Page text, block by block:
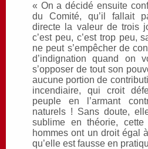
« On a décidé ensuite
du Comité, qu’il fallait
directe la valeur de trois
c’est peu, c’est trop peu,
ne peut s’empêcher de
d’indignation quand on
s’opposer de tout son
aucune portion de
incendiaire, qui croit
peuple en l’armant
naturels ! Sans doute,
sublime en théorie,
hommes ont un droit égal
qu’elle est fausse en